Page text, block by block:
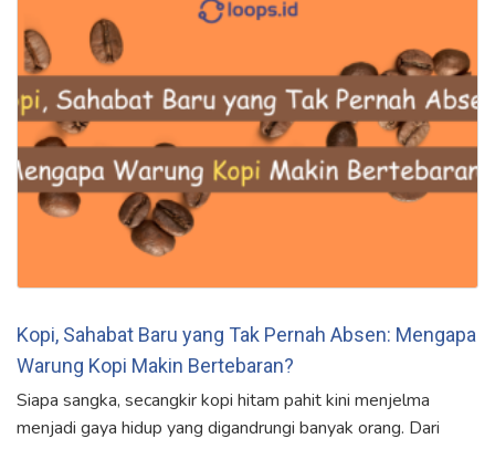
Kopi, Sahabat Baru yang Tak Pernah Absen: Mengapa
Warung Kopi Makin Bertebaran?
Siapa sangka, secangkir kopi hitam pahit kini menjelma
menjadi gaya hidup yang digandrungi banyak orang. Dari